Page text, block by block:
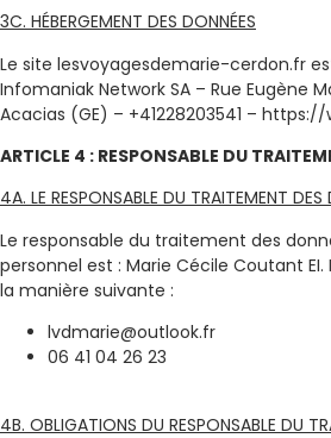
3C. HÉBERGEMENT DES DONNÉES
Le site lesvoyagesdemarie-cerdon.fr
Infomaniak Network SA – Rue Eugène
Acacias (GE) – +41228203541 –
ARTICLE 4 : RESPONSABLE DU
4A. LE RESPONSABLE DU TRAITEMENT DES
Le responsable du traitement des
personnel est : Marie Cécile Coutant
la manière suivante :
lvdmarie@outlook.fr
06 41 04 26 23
4B. OBLIGATIONS DU RESPONSABLE DU